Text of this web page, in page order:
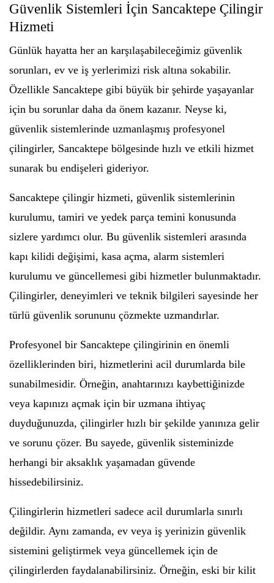
Güvenlik Sistemleri İçin Sancaktepe Çilingir
Hizmeti
Günlük hayatta her an karşılaşabileceğimiz güvenlik
sorunları, ev ve iş yerlerimizi risk altına sokabilir.
Özellikle Sancaktepe gibi büyük bir şehirde yaşayanlar
için bu sorunlar daha da önem kazanır. Neyse ki,
güvenlik sistemlerinde uzmanlaşmış profesyonel
çilingirler, Sancaktepe bölgesinde hızlı ve etkili hizmet
sunarak bu endişeleri gideriyor.
Sancaktepe çilingir hizmeti, güvenlik sistemlerinin
kurulumu, tamiri ve yedek parça temini konusunda
sizlere yardımcı olur. Bu güvenlik sistemleri arasında
kapı kilidi değişimi, kasa açma, alarm sistemleri
kurulumu ve güncellemesi gibi hizmetler bulunmaktadır.
Çilingirler, deneyimleri ve teknik bilgileri sayesinde her
türlü güvenlik sorununu çözmekte uzmandırlar.
Profesyonel bir Sancaktepe çilingirinin en önemli
özelliklerinden biri, hizmetlerini acil durumlarda bile
sunabilmesidir. Örneğin, anahtarınızı kaybettiğinizde
veya kapınızı açmak için bir uzmana ihtiyaç
duyduğunuzda, çilingirler hızlı bir şekilde yanınıza gelir
ve sorunu çözer. Bu sayede, güvenlik sisteminizde
herhangi bir aksaklık yaşamadan güvende
hissedebilirsiniz.
Çilingirlerin hizmetleri sadece acil durumlarla sınırlı
değildir. Aynı zamanda, ev veya iş yerinizin güvenlik
sistemini geliştirmek veya güncellemek için de
çilingirlerden faydalanabilirsiniz. Örneğin, eski bir kilit